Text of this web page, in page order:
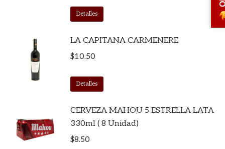
Detalles
LA CAPITANA CARMENERE
$10.50
Detalles
CERVEZA MAHOU 5 ESTRELLA LATA
330ml ( 8 Unidad)
$8.50